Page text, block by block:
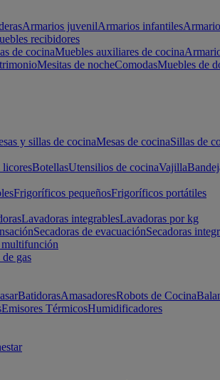
Armarios juvenilArmarios infantiles
recibidores
de cocinaMuebles auxiliares de cocina
Mesitas de nocheComodasMuebles de
y sillas de cocinaMesas de cocinaSillas de
BotellasUtensilios de cocinaVajilla
Frigoríficos pequeñosFrigoríficos portátiles
Lavadoras integrablesLavadoras por kg
Secadoras de evacuaciónSecadoras
de gas
BatidorasAmasadoresRobots de Cocina
Emisores TérmicosHumidificadores